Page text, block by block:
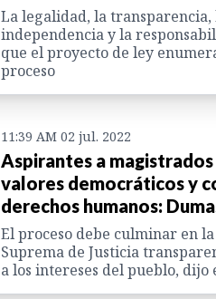
La legalidad, la
independencia y la
que el proyecto de ley
proceso
11:39 AM 02 jul. 2022
Aspirantes a
valores democráticos y
derechos humanos:
El proceso debe culminar en
Suprema de Justicia
a los intereses del pueblo, dijo